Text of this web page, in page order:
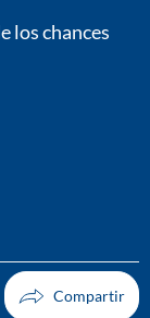
los chances